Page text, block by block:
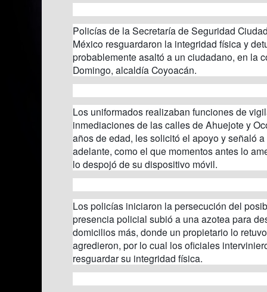
Policías de la Secretaría de Seguridad
México resguardaron la integridad física y
probablemente asaltó a un ciudadano, en la
Domingo, alcaldía Coyoacán.
Los uniformados realizaban funciones de
inmediaciones de las calles de Ahuejote y
años de edad, les solicitó el apoyo y señaló
adelante, como el que momentos antes lo
lo despojó de su dispositivo móvil.
Los policías iniciaron la persecución del
presencia policial subió a una azotea para
domicilios más, donde un propietario lo
agredieron, por lo cual los oficiales
resguardar su integridad física.